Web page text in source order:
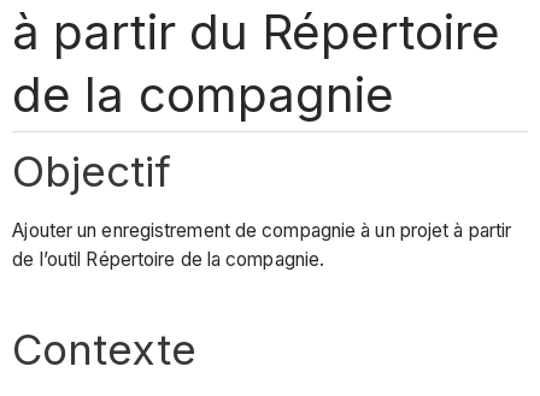
à partir du Répertoire
de la compagnie
Objectif
Ajouter un enregistrement de compagnie à un projet à partir
de l’outil Répertoire de la compagnie.
Contexte